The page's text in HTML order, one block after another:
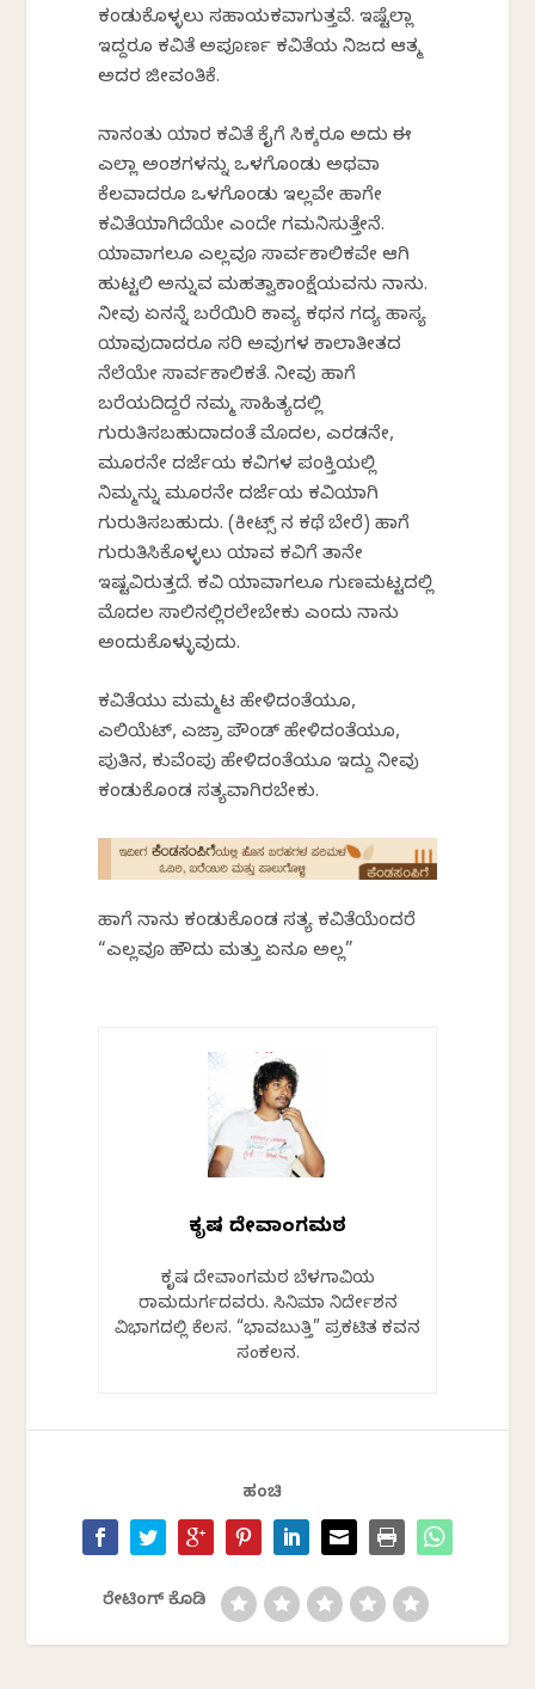
ಕಂಡುಕೊಳ್ಳಲು ಸಹಾಯಕವಾಗುತ್ತವೆ. ಇಷ್ಟೆಲ್ಲಾ
ಇದ್ದರೂ ಕವಿತೆ ಅಪೂರ್ಣ ಕವಿತೆಯ ನಿಜದ ಆತ್ಮ
ಅದರ ಜೀವಂತಿಕೆ.
ನಾನಂತು ಯಾರ ಕವಿತೆ ಕೈಗೆ ಸಿಕ್ಕರೂ ಅದು ಈ
ಎಲ್ಲಾ ಅಂಶಗಳನ್ನು ಒಳಗೊಂಡು ಅಥವಾ
ಕೆಲವಾದರೂ ಒಳಗೊಂಡು ಇಲ್ಲವೇ ಹಾಗೇ
ಕವಿತೆಯಾಗಿದೆಯೇ ಎಂದೇ ಗಮನಿಸುತ್ತೇನೆ.
ಯಾವಾಗಲೂ ಎಲ್ಲವೂ ಸಾರ್ವಕಾಲಿಕವೇ ಆಗಿ
ಹುಟ್ಟಲಿ ಅನ್ನುವ ಮಹತ್ವಾಕಾಂಕ್ಷೆಯವನು ನಾನು.
ನೀವು ಏನನ್ನೆ ಬರೆಯಿರಿ ಕಾವ್ಯ ಕಥನ ಗದ್ಯ ಹಾಸ್ಯ
ಯಾವುದಾದರೂ ಸರಿ ಅವುಗಳ ಕಾಲಾತೀತದ
ನೆಲೆಯೇ ಸಾರ್ವಕಾಲಿಕತೆ. ನೀವು ಹಾಗೆ
ಬರೆಯದಿದ್ದರೆ ನಮ್ಮ ಸಾಹಿತ್ಯದಲ್ಲಿ
ಗುರುತಿಸಬಹುದಾದಂತೆ ಮೊದಲ, ಎರಡನೇ,
ಮೂರನೇ ದರ್ಜೆಯ ಕವಿಗಳ ಪಂಕ್ತಿಯಲ್ಲಿ
ನಿಮ್ಮನ್ನು ಮೂರನೇ ದರ್ಜೆಯ ಕವಿಯಾಗಿ
ಗುರುತಿಸಬಹುದು. (ಕೀಟ್ಸ್ ನ ಕಥೆ ಬೇರೆ) ಹಾಗೆ
ಗುರುತಿಸಿಕೊಳ್ಳಲು ಯಾವ ಕವಿಗೆ ತಾನೇ
ಇಷ್ಟವಿರುತ್ತದೆ. ಕವಿ ಯಾವಾಗಲೂ ಗುಣಮಟ್ಟದಲ್ಲಿ
ಮೊದಲ ಸಾಲಿನಲ್ಲಿರಲೇಬೇಕು ಎಂದು ನಾನು
ಅಂದುಕೊಳ್ಳುವುದು.
ಕವಿತೆಯು ಮಮ್ಮಟ ಹೇಳಿದಂತೆಯೂ,
ಎಲಿಯೆಟ್, ಎಜ್ರಾ ಪೌಂಡ್ ಹೇಳಿದಂತೆಯೂ,
ಪುತಿನ, ಕುವೆಂಪು ಹೇಳಿದಂತೆಯೂ ಇದ್ದು ನೀವು
ಕಂಡುಕೊಂಡ ಸತ್ಯವಾಗಿರಬೇಕು.
ಹಾಗೆ ನಾನು ಕಂಡುಕೊಂಡ ಸತ್ಯ ಕವಿತೆಯೆಂದರೆ
“ಎಲ್ಲವೂ ಹೌದು ಮತ್ತು ಏನೂ ಅಲ್ಲ”
ಕೃಷ್ಣ ದೇವಾಂಗಮಠ
ಕೃಷ್ಣ ದೇವಾಂಗಮಠ ಬೆಳಗಾವಿಯ
ರಾಮದುರ್ಗದವರು. ಸಿನಿಮಾ ನಿರ್ದೇಶನ
ವಿಭಾಗದಲ್ಲಿ ಕೆಲಸ. “ಭಾವಬುತ್ತಿ” ಪ್ರಕಟಿತ ಕವನ
ಸಂಕಲನ.
ಹಂಚಿ
ರೇಟಿಂಗ್ ಕೊಡಿ